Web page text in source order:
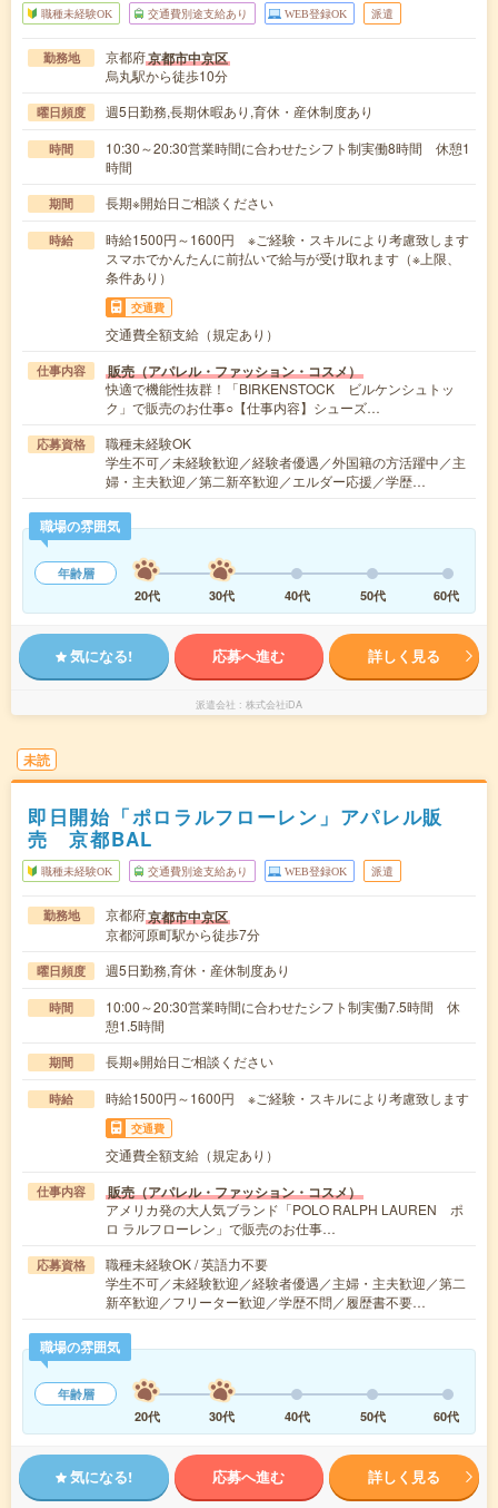
職種未経験OK 交通費別途支給あり WEB登録OK 派遣
勤務地 京都府京都市中京区
烏丸駅から徒歩10分
曜日頻度 週5日勤務,長期休暇あり,育休・産休制度あり
時間
10:30～20:30営業時間に合わせたシフト制実働8時間 休憩1
時間
期間 長期※開始日ご相談ください
時給
時給1500円～1600円 ※ご経験・スキルにより考慮致します
スマホでかんたんに前払いで給与が受け取れます（※上限、
条件あり）
交通費
交通費全額支給（規定あり）
仕事内容 販売（アパレル・ファッション・コスメ）
快適で機能性抜群！「BIRKENSTOCK ビルケンシュトッ
ク」で販売のお仕事○【仕事内容】シューズ…
応募資格
職種未経験OK
学生不可／未経験歓迎／経験者優遇／外国籍の方活躍中／主
婦・主夫歓迎／第二新卒歓迎／エルダー応援／学歴…
職場の雰囲気
年齢層
20代
30代 40代 50代 60代
気になる! 応募へ進む 詳しく見る
派遣会社 株式会社iDA
未読
即日開始「ポロラルフローレン」アパレル販
売 京都BAL
職種未経験OK 交通費別途支給あり WEB登録OK 派遣
勤務地 京都府京都市中京区
京都河原町駅から徒歩7分
曜日頻度 週5日勤務,育休・産休制度あり
時間
10:00～20:30営業時間に合わせたシフト制実働7.5時間 休
憩1.5時間
期間 長期※開始日ご相談ください
時給 時給1500円～1600円 ※ご経験・スキルにより考慮致します
交通費
交通費全額支給（規定あり）
仕事内容 販売（アパレル・ファッション・コスメ）
アメリカ発の大人気ブランド「POLO RALPH LAUREN ポ
ロ ラルフローレン」で販売のお仕事…
応募資格
職種未経験OK / 英語力不要
学生不可／未経験歓迎／経験者優遇／主婦・主夫歓迎／第二
新卒歓迎／フリーター歓迎／学歴不問／履歴書不要…
職場の雰囲気
年齢層
20代
30代 40代 50代 60代
気になる! 応募へ進む 詳しく見る